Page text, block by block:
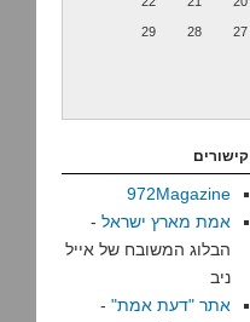
27
28
29
קישורים
972Magazine
אמת מארץ ישראל -
הבלוג המשובח של אייל
ניב
אתר "דעת אמת" -